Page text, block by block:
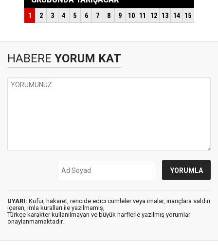
HABERE YORUM KAT
UYARI: Küfür, hakaret, rencide edici cümleler veya imalar, inançlara saldırı
içeren, imla kuralları ile yazılmamış,
Türkçe karakter kullanılmayan ve büyük harflerle yazılmış yorumlar
onaylanmamaktadır.